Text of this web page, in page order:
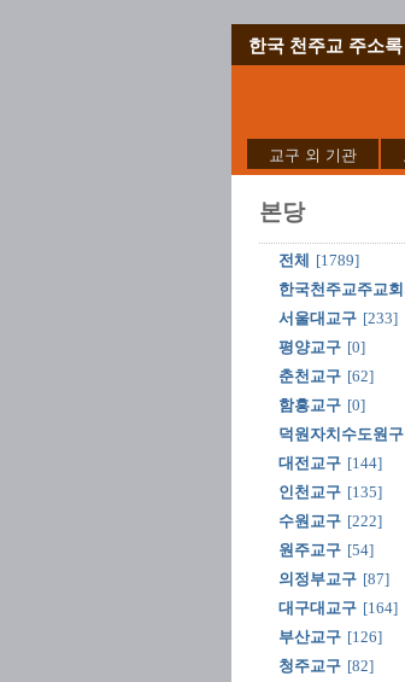
한국 천주교 주소
교구 외 기관
본당
전체
[1789]
한국천주교주교회
서울대교구 [233]
평양교구 [0]
춘천교구 [62]
함흥교구 [0]
덕원자치수도원구
대전교구 [144]
인천교구 [135]
수원교구 [222]
원주교구 [54]
의정부교구 [87]
대구대교구 [164]
부산교구 [126]
청주교구 [82]